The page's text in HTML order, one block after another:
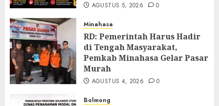
AGUSTUS 5, 2026 0
Minahasa
RD: Pemerintah Harus Hadir
di Tengah Masyarakat,
Pemkab Minahasa Gelar Pasar
Murah
AGUSTUS 4, 2026 0
Bolmong